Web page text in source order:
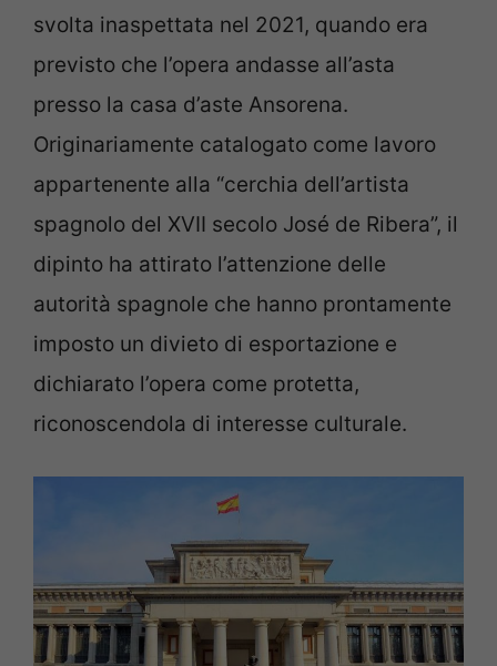
svolta inaspettata nel 2021, quando era
previsto che l’opera andasse all’asta
presso la casa d’aste Ansorena.
Originariamente catalogato come lavoro
appartenente alla “cerchia dell’artista
spagnolo del XVII secolo José de Ribera”, il
dipinto ha attirato l’attenzione delle
autorità spagnole che hanno prontamente
imposto un divieto di esportazione e
dichiarato l’opera come protetta,
riconoscendola di interesse culturale.